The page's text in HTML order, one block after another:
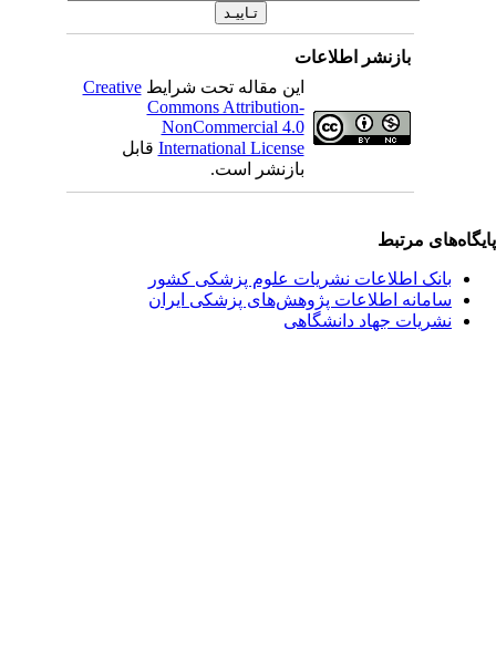
بازنشر اطلاعات
این مقاله تحت شرایطCreative
Commons Attribution-
NonCommercial 4.0
International Licenseقابل
بازنشر است.
مرتبط
بانک اطلاعات نشریات علوم پزشکی کشور
سامانه اطلاعات پژوهش‌های پزشکی ایران
نشریات جهاد دانشگاهی